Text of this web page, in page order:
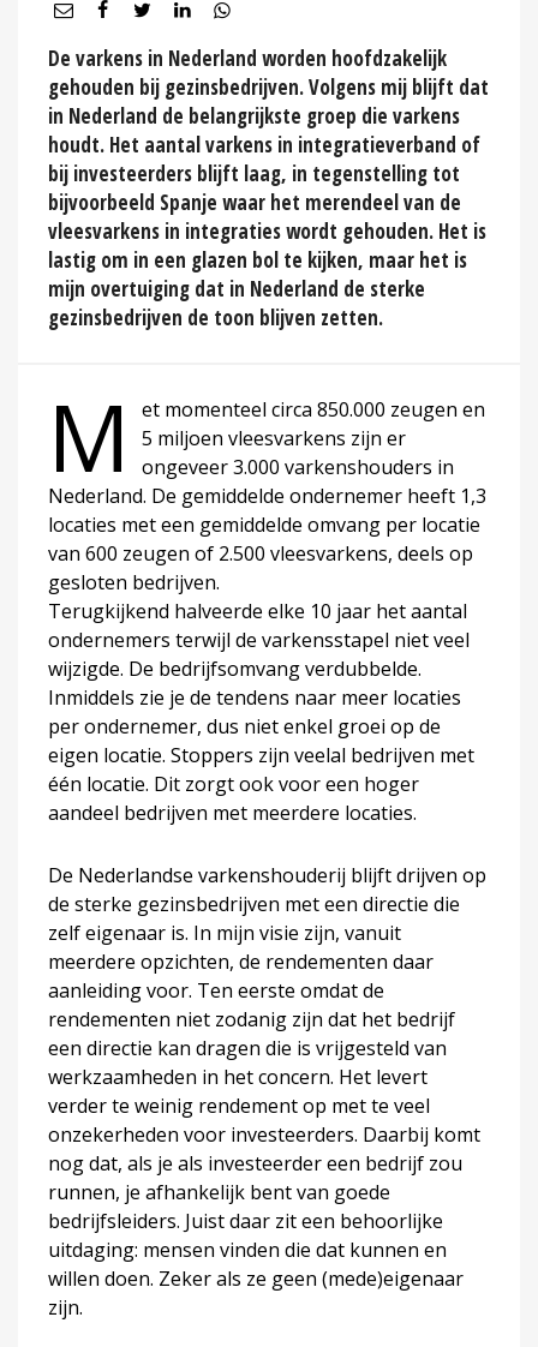
De varkens in Nederland worden hoofdzakelijk
gehouden bij gezinsbedrijven. Volgens mij blijft dat
in Nederland de belangrijkste groep die varkens
houdt. Het aantal varkens in integratieverband of
bij investeerders blijft laag, in tegenstelling tot
bijvoorbeeld Spanje waar het merendeel van de
vleesvarkens in integraties wordt gehouden. Het is
lastig om in een glazen bol te kijken, maar het is
mijn overtuiging dat in Nederland de sterke
gezinsbedrijven de toon blijven zetten.
M
et momenteel circa 850.000 zeugen en
5 miljoen vleesvarkens zijn er
ongeveer 3.000 varkenshouders in
Nederland. De gemiddelde ondernemer heeft 1,3
locaties met een gemiddelde omvang per locatie
van 600 zeugen of 2.500 vleesvarkens, deels op
gesloten bedrijven.
Terugkijkend halveerde elke 10 jaar het aantal
ondernemers terwijl de varkensstapel niet veel
wijzigde. De bedrijfsomvang verdubbelde.
Inmiddels zie je de tendens naar meer locaties
per ondernemer, dus niet enkel groei op de
eigen locatie. Stoppers zijn veelal bedrijven met
één locatie. Dit zorgt ook voor een hoger
aandeel bedrijven met meerdere locaties.
De Nederlandse varkenshouderij blijft drijven op
de sterke gezinsbedrijven met een directie die
zelf eigenaar is. In mijn visie zijn, vanuit
meerdere opzichten, de rendementen daar
aanleiding voor. Ten eerste omdat de
rendementen niet zodanig zijn dat het bedrijf
een directie kan dragen die is vrijgesteld van
werkzaamheden in het concern. Het levert
verder te weinig rendement op met te veel
onzekerheden voor investeerders. Daarbij komt
nog dat, als je als investeerder een bedrijf zou
runnen, je afhankelijk bent van goede
bedrijfsleiders. Juist daar zit een behoorlijke
uitdaging: mensen vinden die dat kunnen en
willen doen. Zeker als ze geen (mede)eigenaar
zijn.